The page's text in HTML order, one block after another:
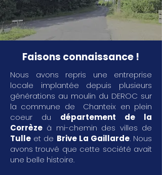
Faisons connaissance !
Nous avons repris une entreprise
locale implantée depuis plusieurs
générations au moulin du DEROC sur
la commune de Chanteix en plein
coeur du département de la
Corrèze à mi-chemin des villes de
Tulle et de Brive La Gaillarde. Nous
avons trouvé que cette société avait
une belle histoire.